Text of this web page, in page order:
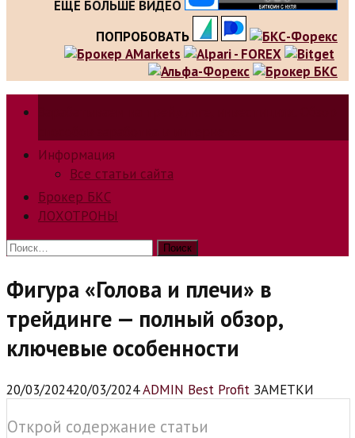
ЕЩЕ БОЛЬШЕ ВИДЕО
ПОПРОБОВАТЬ
Информация
Все статьи сайта
Брокер БКС
ЛОХОТРОНЫ
Найти:
Фигура «Голова и плечи» в
трейдинге — полный обзор,
ключевые особенности
20/03/202420/03/2024ADMIN Best Profit ЗАМЕТКИ
Открой содержание статьи